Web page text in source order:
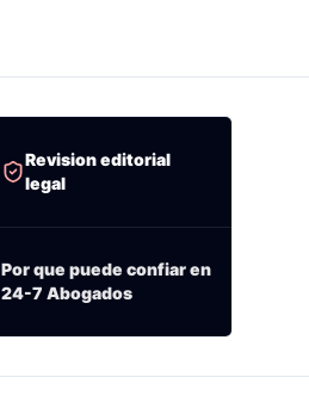
Revision editorial
legal
Por que puede confiar en
24-7 Abogados